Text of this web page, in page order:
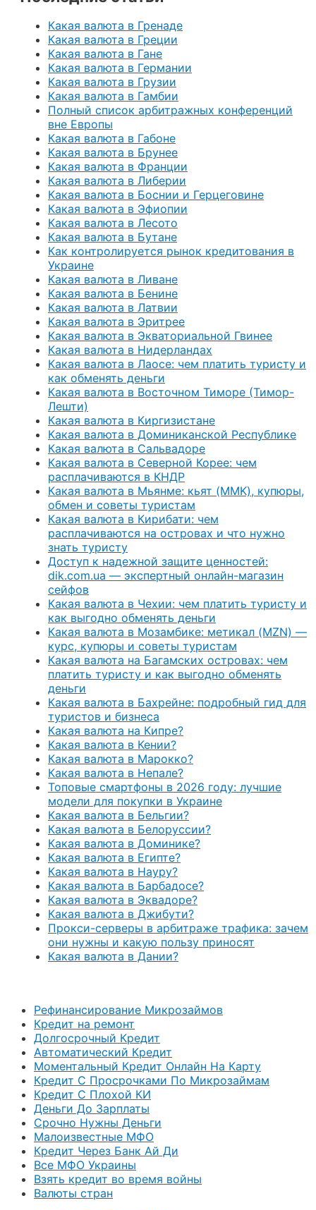
Какая валюта в Гренаде
Какая валюта в Греции
Какая валюта в Гане
Какая валюта в Германии
Какая валюта в Грузии
Какая валюта в Гамбии
Полный список арбитражных конференций
вне Европы
Какая валюта в Габоне
Какая валюта в Брунее
Какая валюта в Франции
Какая валюта в Либерии
Какая валюта в Боснии и Герцеговине
Какая валюта в Эфиопии
Какая валюта в Лесото
Какая валюта в Бутане
Как контролируется рынок кредитования в
Украине
Какая валюта в Ливане
Какая валюта в Бенине
Какая валюта в Латвии
Какая валюта в Эритрее
Какая валюта в Экваториальной Гвинее
Какая валюта в Нидерландах
Какая валюта в Лаосе: чем платить туристу и
как обменять деньги
Какая валюта в Восточном Тиморе (Тимор-
Лешти)
Какая валюта в Киргизистане
Какая валюта в Доминиканской Республике
Какая валюта в Сальвадоре
Какая валюта в Северной Корее: чем
расплачиваются в КНДР
Какая валюта в Мьянме: кьят (MMK), купюры,
обмен и советы туристам
Какая валюта в Кирибати: чем
расплачиваются на островах и что нужно
знать туристу
Доступ к надежной защите ценностей:
dik.com.ua — экспертный онлайн-магазин
сейфов
Какая валюта в Чехии: чем платить туристу и
как выгодно обменять деньги
Какая валюта в Мозамбике: метикал (MZN) —
курс, купюры и советы туристам
Какая валюта на Багамских островах: чем
платить туристу и как выгодно обменять
деньги
Какая валюта в Бахрейне: подробный гид для
туристов и бизнеса
Какая валюта на Кипре?
Какая валюта в Кении?
Какая валюта в Марокко?
Какая валюта в Непале?
Топовые смартфоны в 2026 году: лучшие
модели для покупки в Украине
Какая валюта в Бельгии?
Какая валюта в Белоруссии?
Какая валюта в Доминике?
Какая валюта в Египте?
Какая валюта в Науру?
Какая валюта в Барбадосе?
Какая валюта в Эквадоре?
Какая валюта в Джибути?
Прокси-серверы в арбитраже трафика: зачем
они нужны и какую пользу приносят
Какая валюта в Дании?
Рефинансирование Микрозаймов
Кредит на ремонт
Долгосрочный Кредит
Автоматический Кредит
Моментальный Кредит Онлайн На Карту
Кредит С Просрочками По Микрозаймам
Кредит С Плохой КИ
Деньги До Зарплаты
Срочно Нужны Деньги
Малоизвестные МФО
Кредит Через Банк Ай Ди
Все МФО Украины
Взять кредит во время войны
Валюты стран